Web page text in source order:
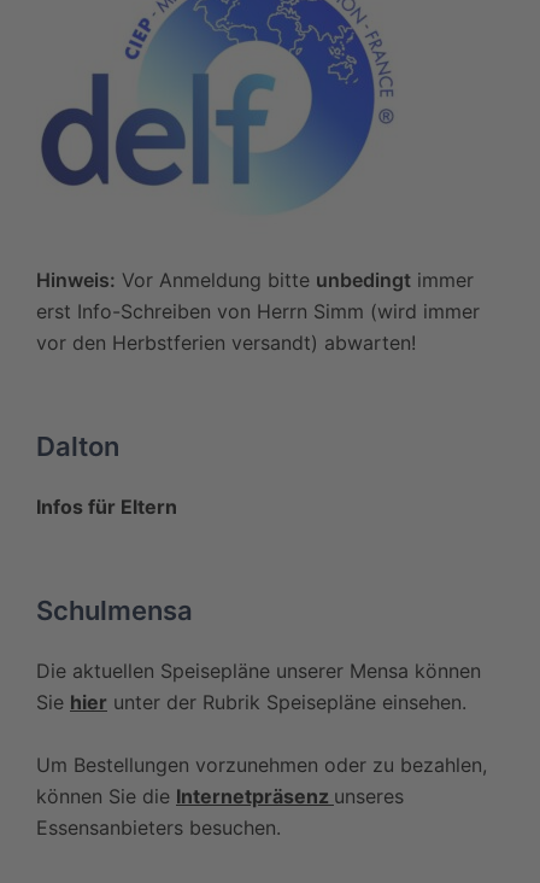
Hinweis: Vor Anmeldung bitte unbedingt immer
erst Info-Schreiben von Herrn Simm (wird immer
vor den Herbstferien versandt) abwarten!
Dalton
Infos für Eltern
Schulmensa
Die aktuellen Speisepläne unserer Mensa können
Sie hier unter der Rubrik Speisepläne einsehen.
Um Bestellungen vorzunehmen oder zu bezahlen,
können Sie die Internetpräsenz unseres
Essensanbieters besuchen.